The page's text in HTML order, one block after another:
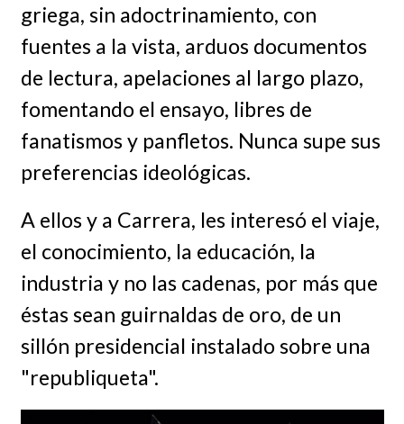
griega, sin adoctrinamiento, con
fuentes a la vista, arduos documentos
de lectura, apelaciones al largo plazo,
fomentando el ensayo, libres de
fanatismos y panfletos. Nunca supe sus
preferencias ideológicas.
A ellos y a Carrera, les interesó el viaje,
el conocimiento, la educación, la
industria y no las cadenas, por más que
éstas sean guirnaldas de oro, de un
sillón presidencial instalado sobre una
"republiqueta".